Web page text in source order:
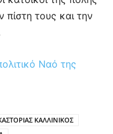
πίστη τους και την
ΚΑΛΛΙΝΙΚΟΣ